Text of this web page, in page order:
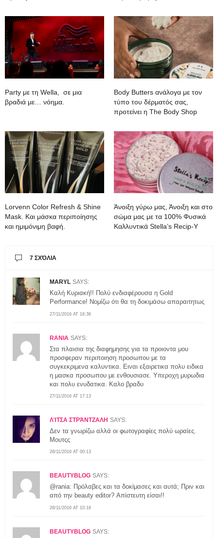
Party με τη Wella, σε μια
βραδιά με… νόημα.
Body Butters ανάλογα με τον
τύπο του δέρματός σας,
προτείνει η The Body Shop
Lorvenn Color Refresh & Shine
Mask. Και μάσκα περιποίησης
και ημιμόνιμη βαφή.
Άνοιξη γύρω μας, Άνοιξη και στο
σώμα μας με τα 100% Φυσικά
Καλλυντικά Stella’s Recip-Y
7 ΣΧΌΛΙΑ
MARYL SAYS:
27/11/2016 AT 16:36
Καλή Κυριακή!! Πολύ ενδιαφέρουσα η Gold
Performance! Νομίζω ότι θα τη δοκιμάσω απαραιτητως
RANIA SAYS:
27/11/2016 AT 17:13
Στα πλαισια της διαφημησης για τα προιοντα μου
προσφεραν περιποιηση προσωπου με τα
συγκεκριμενα καλυντικα. Ειναι εξαιρετικα πολυ ειδικα
η μασκα προσωπου με ενθουσιασε. Υπεροχη μυρωδια
και πολυ ενυδατικα. Καλο βραδυ
ΛΊΤΣΑ ΣΤΡΆΝΤΖΑΛΗ SAYS:
28/11/2016 AT 00:13
Δεν τα γνωρίζω αλλά οι φωτογραφίες πολύ ωραίες.
Μουτςς
BEAUTYBLOG SAYS:
28/11/2016 AT 10:16
@rania: Πρόλαβες και τα δοκίμασες και αυτά; Πριν και
από την beauty editor? Απίστευτη είσαι!!
BEAUTYBLOG SAYS: